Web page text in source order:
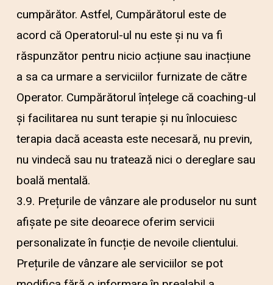
cumpărător. Astfel, Cumpărătorul este de
acord că Operatorul-ul nu este și nu va fi
răspunzător pentru nicio acțiune sau inacțiune
a sa ca urmare a serviciilor furnizate de către
Operator. Cumpărătorul înțelege că coaching-ul
și facilitarea nu sunt terapie și nu înlocuiesc
terapia dacă aceasta este necesară, nu previn,
nu vindecă sau nu tratează nici o dereglare sau
boală mentală.
3.9. Prețurile de vânzare ale produselor nu sunt
afișate pe site deoarece oferim servicii
personalizate în funcție de nevoile clientului.
Prețurile de vânzare ale serviciilor se pot